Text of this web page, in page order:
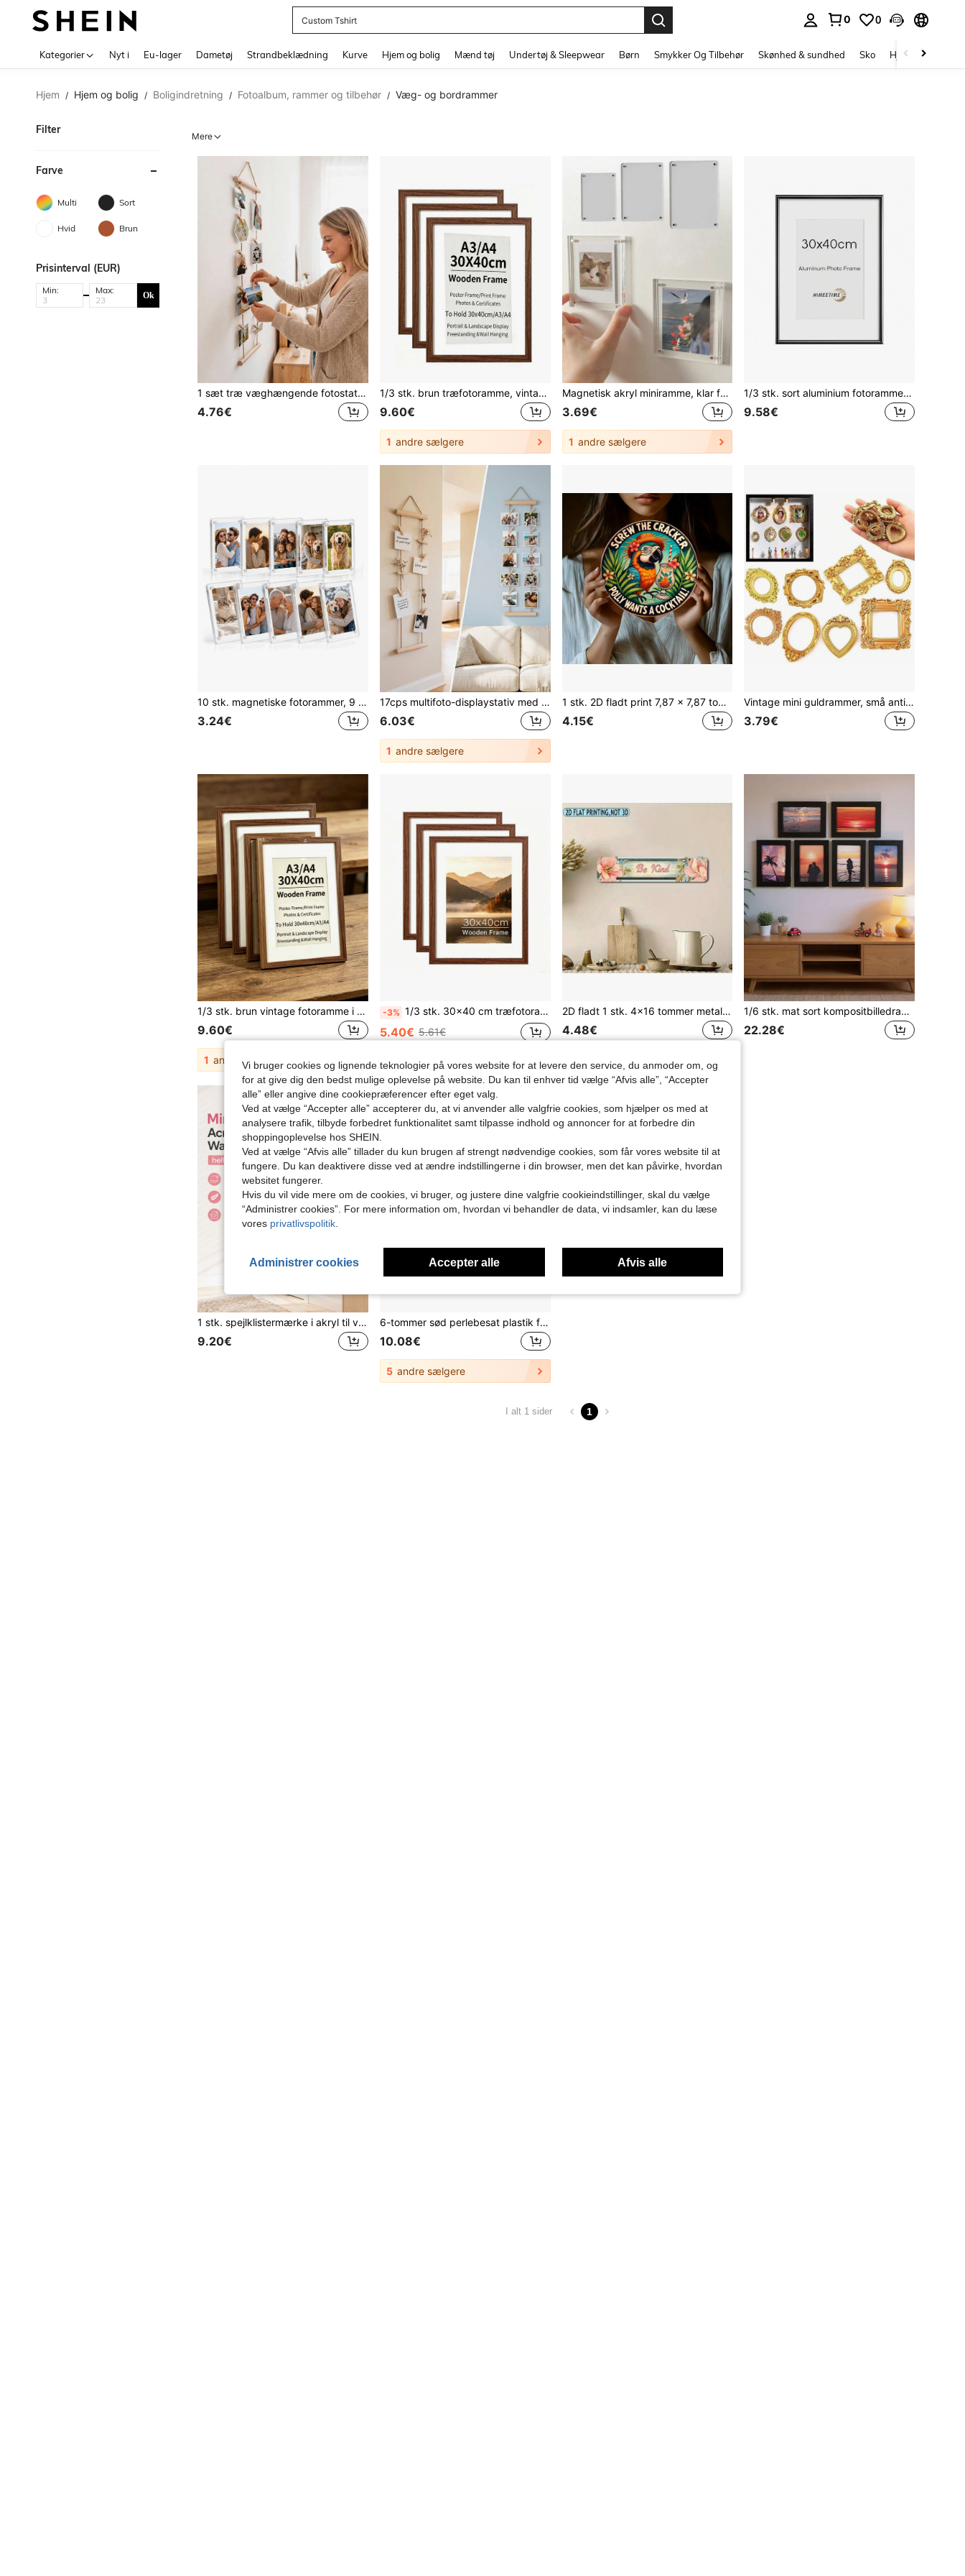
Football Jersey
0 0
Kategorier Nyt i Eu-lager Dametøj Strandbeklædning Kurve Hjem og bolig Mænd tøj Undertøj & Sleepwear Børn Smykker Og Tilbehør Skønhed & sundhed Sko Hjem Tekstiler
Hjem / Hjem og bolig / Boligindretning / Fotoalbum, rammer og tilbehør / Væg- og bordrammer
Filter
Farve
Multi Sort
Hvid Brun
Prisinterval (EUR)
Min: Max: Ok
Mere
1 sæt træ væghængende fotostativ, inkluderer ophængssnor og klemmer; multifoto-displaystativ; ingen boring påkrævet; pladsbesparende; egnet til kollegieværelse, soveværelse, skrivebord og vægdekoration
4.76€
1/3 stk. brun træfotoramme, vintage brun rektangulær glat poleret dekorativ fotoramme, A4/A3 størrelse valgfri, velegnet til hjem, soveværelse, stue, skrivebord og vægdekoration
9.60€
1 andre sælgere
Magnetisk akryl miniramme, klar fotoholder til 3 tommer Polaroid- og Kpop-fotokort, gør-det-selv-vægfotoboks og køleskabsmagnetdekoration, displaystativ uden boremaskine til hjemmet og kontoret
3.69€
1 andre sælgere
1/3 stk. sort aluminium fotoramme 30x40 cm, plakatramme A4, certifikatramme A3, stor fotoramme i minimalistisk stil, sort rektangulær billedramme til væg- og bordopstilling, til dimission, boligindretning, bryllup og fest
9.58€
10 stk. magnetiske fotorammer, 9 x 13 cm (3,5 x 5 tommer), køleskabsmagnet-fotoklips, boligindretningsgave, fotoopstilling til køleskab og skrivebord, dobbeltfunktionel magnetisk køleskabsmagnet og fotostativ til skrivebord
3.24€
17cps multifoto-displaystativ med træklemmer, ophængssnor i træ til fotos uden behov for boring, pladsbesparende til kollegieværelse, soveværelse, skrivebord og vægdekoration
6.03€
1 andre sælgere
1 stk. 2D fladt print 7,87 x 7,87 tommer metalskilt i jern til rumindretning, vintage metalskilt med papegøje og cocktail "Never Mind The Cookies, Polly Wants A Cocktail" – sjov vægdekoration til hjem, bar og garage
4.15€
Vintage mini guldrammer, små antikke billedrammer i guldharpiks til dukkehuse i skala 1:12, assorterede ovale og rektangulære miniaturerammer til DIY-håndværk, lille vægkunstdekoration
3.79€
1/3 stk. brun vintage fotoramme i træ A4/A3, rektangulær glat poleret dekorativ fotoramme, egnet til hjem/soveværelse/stue/skrivebord, kan stå eller hænges på væggen som vægdekoration
9.60€
1 andre sælgere
-3% 1/3 stk. 30x40 cm træfotoramme, klassisk vintage træfotoramme, 30x40 cm A4 A3, vintage brun rektangulær glat poleret dekorativ fotoramme, velegnet til hjem, soveværelse, stue, skrivebord og vægdekoration
5.40€ 5.61€
1andre sælgere
2D fladt 1 stk. 4x16 tommer metalskilt - romantisk krusedullestil "Venlighed" vægkunst, blødt pastel blomsterdesign, velegnet til café, hjem og kontorindretning - holdbart 2D fladt print, let og nem at hænge op, charmerende design, perfekt værelsesindretning
4.48€
1/6 stk. mat sort kompositbilledramme-vægdisplay-sæt, slank smal kant, væghængt rammesæt med kun collage-rammekomponenter, minimalistisk ren sort kombinationsramme, velegnet til strand, solnedgang, rejse, par- og familieportrætfotos, neutral moderne æstetisk dekoration, velegnet til stue, sofa-baggrund, entré, lejlighed, feriemindevæg, velegnet til rejseelskere, par og indflytterfest
22.28€
1 stk. spejlklistermærke i akryl til væggen – multifunktionelt vægdekorationsspejl, velegnet til stue, soveværelse, badeværelse og hjemmet, reflekterende vægkunst, rumrenovering, boligindretning, fars dagsgave, 4. juli-dekoration, sommerdekoration
9.20€
6-tommer sød perlebesat plastik fotoramme, yndig skrivebordsfotorammedisplay, dekorativ rammestativ, boligindretning
10.08€
5 andre sælgere
I alt 1 sider 1
Vi bruger cookies og lignende teknologier på vores website for at levere den service, du anmoder om, og
for at give dig den bedst mulige oplevelse på website. Du kan til enhver tid vælge “Afvis alle”, “Accepter
alle” eller angive dine cookiepræferencer efter eget valg.
Ved at vælge “Accepter alle” accepterer du, at vi anvender alle valgfrie cookies, som hjælper os med at
analysere trafik, tilbyde forbedret funktionalitet samt tilpasse indhold og annoncer for at forbedre din
shoppingoplevelse hos SHEIN.
Ved at vælge “Afvis alle” tillader du kun brugen af strengt nødvendige cookies, som får vores website til at
fungere. Du kan deaktivere disse ved at ændre indstillingerne i din browser, men det kan påvirke, hvordan
websitet fungerer.
Hvis du vil vide mere om de cookies, vi bruger, og justere dine valgfrie cookieindstillinger, skal du vælge
“Administrer cookies”. For mere information om, hvordan vi behandler de data, vi indsamler, kan du læse
vores privatlivspolitik
Administrer cookies Accepter alle Afvis alle